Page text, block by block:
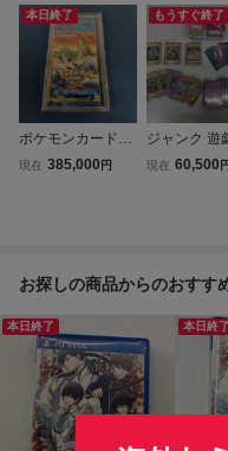
本日終了
ポケモンカードe
拡張パック 第3
現在 385,000 円
もうすぐ終了
ジャンク 遊
初期カード
現在 60,500 円
お探しの商品からのおすす
本日終了 本日終了